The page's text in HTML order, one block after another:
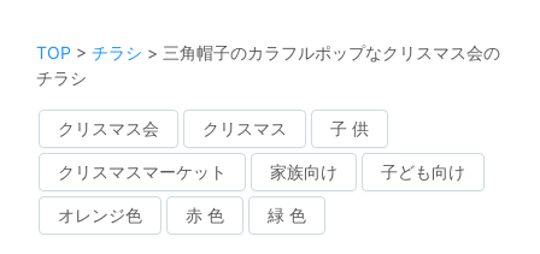
TOP > チラシ > 三角帽子のカラフルポップなクリスマス会の
チラシ
クリスマス会 クリスマス 子 供
クリスマスマーケット 家族向け 子ども向け
オレンジ色 赤 色 緑 色